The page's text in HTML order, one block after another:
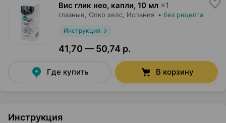
Вис глик нео, капли, 10 мл ×1
глазные, Опко хелс , Испания • без рецепта
Инструкция
41,70 — 50,74 р.
Где купить В корзину
Инструкция